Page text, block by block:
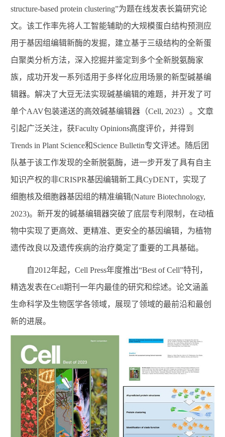
structure-based protein clustering”为题在线发表长篇研究论
文。该工作率先将人工智能辅助的大规模蛋白结构预测应
用于基因组编辑新酶的发掘，建立基于三级结构的全新蛋
白聚类分析方法，深入挖掘并鉴定到多个全新脱氨酶家
族，成功开发一系列适用于多样化应用场景的新型碱基编
辑器。解决了大豆无法实现碱基编辑的难题，并开发了可
单个AAV包装递送的高效碱基编辑器（Cell, 2023）。文章
引起广泛关注，获Faculty Opinions高度评价，并得到
Trends in Plant Science和Science Bulletin专文评述。随后团
队基于该工作发现的全新脱氨酶，进一步开发了具有自主
知识产权的非CRISPR基因编辑新工具CyDENT，实现了
细胞核及细胞器基因组的精准编辑(Nature Biotechnology,
2023)。新开发的碱基编辑器突破了底层专利限制，在动植
物中实现了更高效、更精准、更安全的基因编辑，为植物
遗传改良以及遗传疾病的治疗奠定了重要的工具基础。
自2012年起，Cell Press年度推出“Best of Cell”特刊，
精选发表在Cell期刊一年内最佳的研究和综述。论文涵盖
生命科学及生物医学各领域，展现了领域的最前沿和最创
新的进展。